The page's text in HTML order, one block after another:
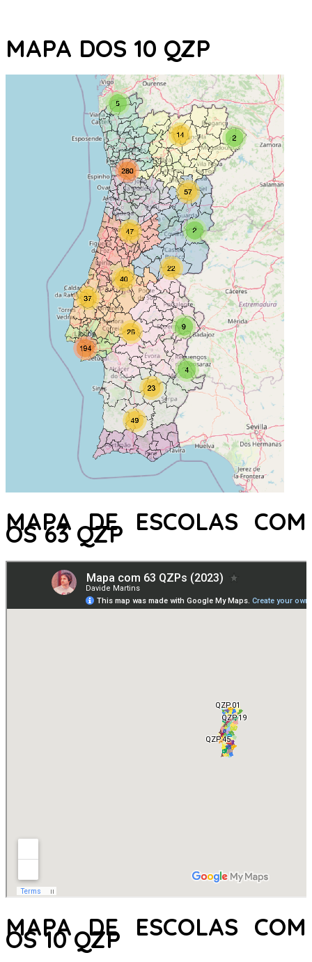
MAPA DOS 10 QZP
MAPA DE ESCOLAS COM
OS 63 QZP
MAPA DE ESCOLAS COM
OS 10 QZP